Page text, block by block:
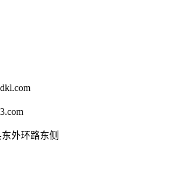
外环路东侧